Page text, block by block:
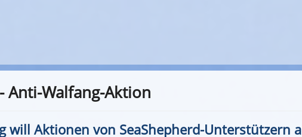
Anti-Walfang-Aktion
will Aktionen von SeaShepherd-Unterstützern